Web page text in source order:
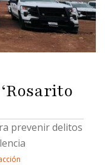
prevenir delitos